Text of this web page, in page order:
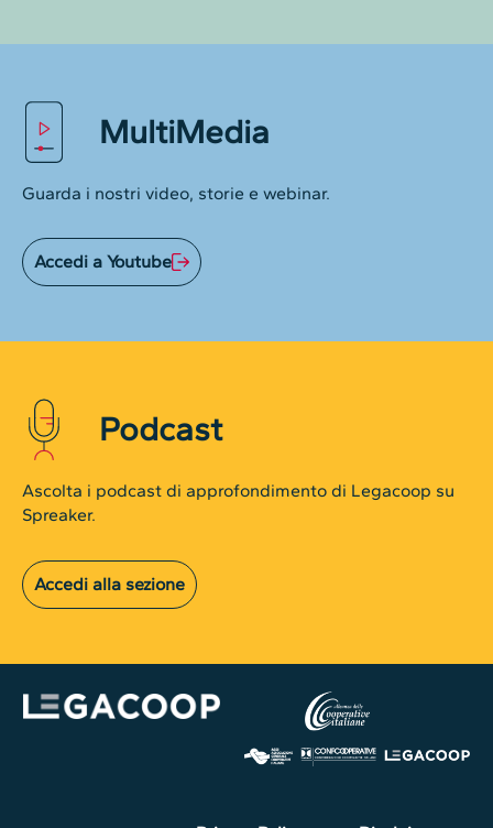
MultiMedia
Guarda i nostri video, storie e webinar.
Accedi a Youtube
Podcast
Ascolta i podcast di approfondimento di Legacoop su
Spreaker.
Accedi alla sezione